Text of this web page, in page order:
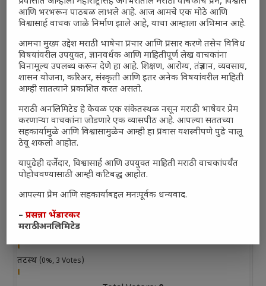
Polls
भारत–अमेरिका संबंध भारतासाठी फायदेशीर आहेत का?
काही प्रमाणात फायदेशीर (0%, 0 Votes)
फारसे फायदेशीर नाहीत
तटस्थ (0%, 3 Votes)
आणि भरभरून पाठबळ लाभले आहे. आज आमचे एक मोठे आणि
विश्वासार्ह वाचक जाळे निर्माण झाले आहे, याचा आम्हाला अभिमान आहे.
आमचा मुख्य उद्देश मराठी भाषेचा प्रचार आणि प्रसार करणे तसेच विविध
विषयांवरील उपयुक्त, ज्ञानवर्धक आणि माहितीपूर्ण लेख वाचकांना
विनामूल्य उपलब्ध करून देणे हा आहे. शिक्षण, आरोग्य, तंत्रज्ञान, व्यवसाय,
शासन योजना, करिअर, संस्कृती आणि इतर अनेक विषयांवरील माहिती
आम्ही सातत्याने प्रकाशित करत असतो.
मराठी अनलिमिटेड हे केवळ एक संकेतस्थळ नसून मराठी भाषेवर प्रेम
करणाऱ्या वाचकांना जोडणारे एक व्यासपीठ आहे. आपल्या सततच्या
सहकार्यामुळे आणि विश्वासामुळेच आम्ही हा प्रवास यशस्वीपणे पुढे चालू
ठेवू शकलो आहोत.
यापुढेही दर्जेदार, विश्वासार्ह आणि उपयुक्त माहिती मराठी वाचकांपर्यंत
पोहोचवण्यासाठी आम्ही कटिबद्ध आहोत.
आपल्या प्रेम आणि सहकार्याबद्दल मनःपूर्वक धन्यवाद.
–प्रसन्ना भेंडारकर
मराठी अनलिमिटेड